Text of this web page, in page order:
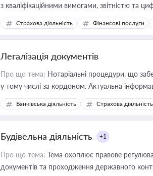
з кваліфікаційними вимогами, звітністю та
медійних змін у цій сфері корисне для
приватизації, оренди державного майна,
Страхова діяльність Фінансові послуги
Легалізація документів
Про що тема: Нотаріальні процедури, що
у тому числі за кордоном. Актуальна
ризиків недійсності та забезпечувати їх
Банківська діяльність Страхова діяльність
Будівельна діяльність +1
Про що тема: Тема охоплює правове
документів та проходження державного